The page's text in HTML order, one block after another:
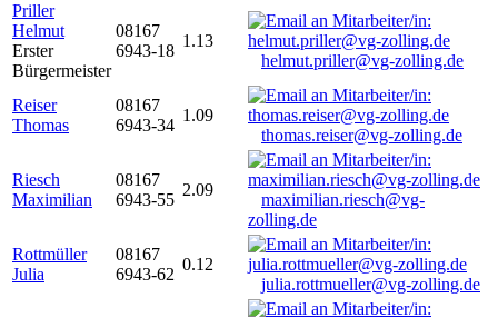
Priller
Helmut
Erster
Bürgermeister
08167
6943-18
1.13
helmut.priller@vg-zolling.de
Reiser
Thomas
08167
6943-34
1.09
thomas.reiser@vg-zolling.de
Riesch
Maximilian
08167
6943-55
2.09
maximilian.riesch@vg-
zolling.de
Rottmüller
Julia
08167
6943-62
0.12
julia.rottmueller@vg-zolling.de